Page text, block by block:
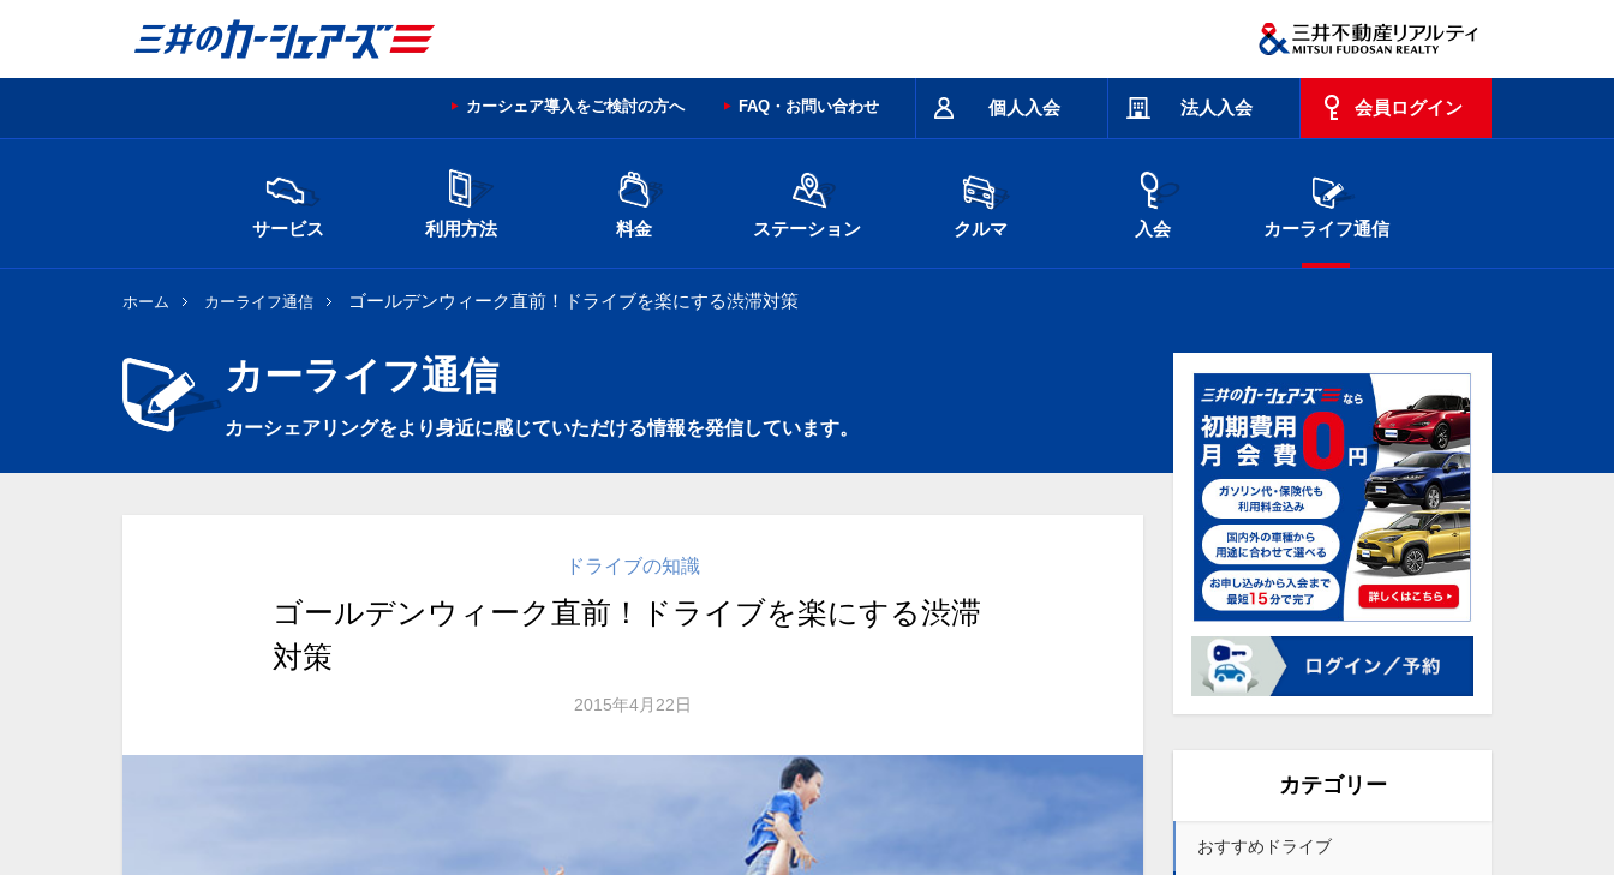
個人入会 法人入会 会員ログイン
カーシェア導入をご検討の方へ FAQ・お問い合わせ
サービス 利用方法 料金 ステーション クルマ 入会 カーライフ通信
ホーム カーライフ通信 ゴールデンウィーク直前！ドライブを楽にする渋滞対策
カーライフ通信
カーシェアリングをより身近に感じていただける情報を発信しています。
ドライブの知識
ゴールデンウィーク直前！ドライブを楽にする渋滞
対策
2015年4月22日
カテゴリー
おすすめドライブ